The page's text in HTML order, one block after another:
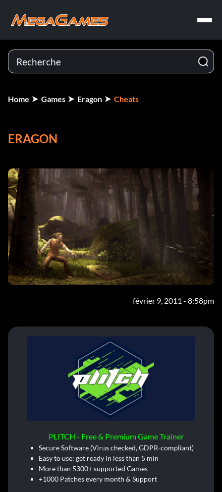
Home Games Eragon Cheats
ERAGON
février 9, 2011 - 8:58pm
PLITCH - Free & Premium Game Trainer
Secure Software (Virus checked, GDPR-compliant)
Easy to use: get ready in less than 5 min
More than 5300+ supported Games
+1000 Patches every month & Support